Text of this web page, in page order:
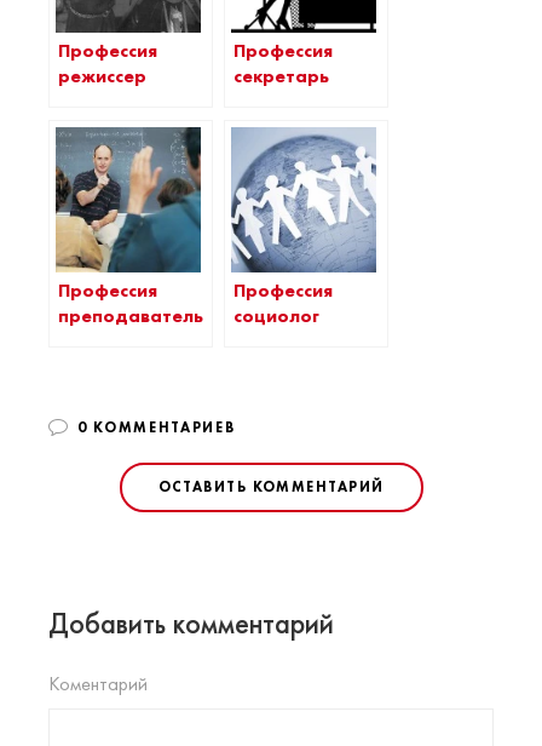
Профессия
режиссер
Профессия
секретарь
Профессия
преподаватель
Профессия
социолог
0 КОММЕНТАРИЕВ
ОСТАВИТЬ КОММЕНТАРИЙ
Добавить комментарий
Коментарий